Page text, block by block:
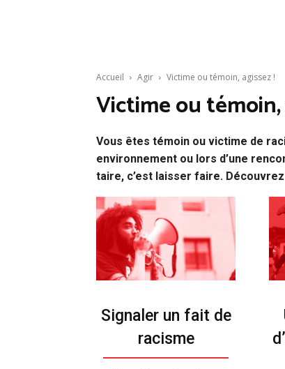
Accueil Agir Victime ou témoin, agissez !
Victime ou témoin,
Vous êtes témoin ou victime de
environnement ou lors d’une
taire, c’est laisser faire.
Signaler un fait de
racisme